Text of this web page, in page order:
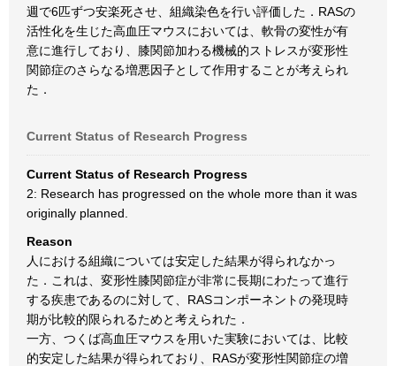
週で6匹ずつ安楽死させ、組織染色を行い評価した．RASの
活性化を生じた高血圧マウスにおいては、軟骨の変性が有
意に進行しており、膝関節加わる機械的ストレスが変形性
関節症のさらなる増悪因子として作用することが考えられ
た．
Current Status of Research Progress
Current Status of Research Progress
2: Research has progressed on the whole more than it was
originally planned.
Reason
人における組織については安定した結果が得られなかっ
た．これは、変形性膝関節症が非常に長期にわたって進行
する疾患であるのに対して、RASコンポーネントの発現時
期が比較的限られるためと考えられた．
一方、つくば高血圧マウスを用いた実験においては、比較
的安定した結果が得られており、RASが変形性関節症の増